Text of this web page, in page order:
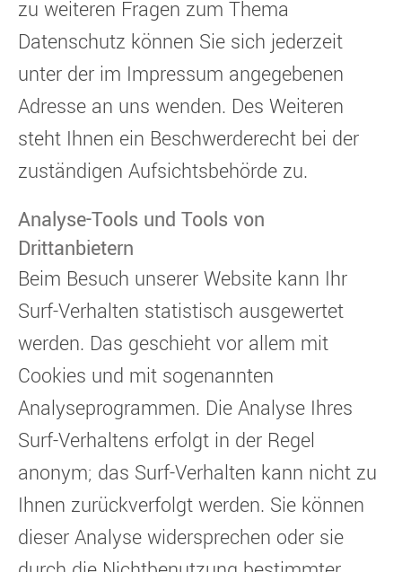
zu weiteren Fragen zum Thema
Datenschutz können Sie sich jederzeit
unter der im Impressum angegebenen
Adresse an uns wenden. Des Weiteren
steht Ihnen ein Beschwerderecht bei der
zuständigen Aufsichtsbehörde zu.
Analyse-Tools und Tools von
Drittanbietern
Beim Besuch unserer Website kann Ihr
Surf-Verhalten statistisch ausgewertet
werden. Das geschieht vor allem mit
Cookies und mit sogenannten
Analyseprogrammen. Die Analyse Ihres
Surf-Verhaltens erfolgt in der Regel
anonym; das Surf-Verhalten kann nicht zu
Ihnen zurückverfolgt werden. Sie können
dieser Analyse widersprechen oder sie